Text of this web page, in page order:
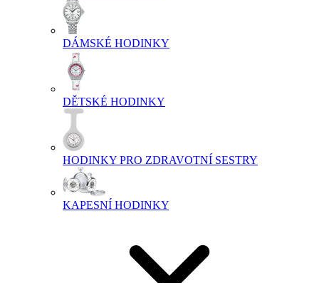
DÁMSKÉ HODINKY
DĚTSKÉ HODINKY
HODINKY PRO ZDRAVOTNÍ SESTRY
KAPESNÍ HODINKY